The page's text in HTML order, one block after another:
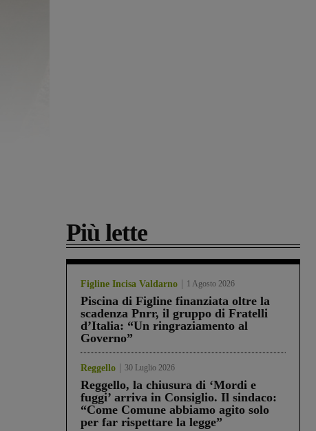
Più lette
Figline Incisa Valdarno 1 Agosto 2026
Piscina di Figline finanziata oltre la
scadenza Pnrr, il gruppo di Fratelli
d’Italia: “Un ringraziamento al
Governo”
Reggello 30 Luglio 2026
Reggello, la chiusura di ‘Mordi e
fuggi’ arriva in Consiglio. Il sindaco:
“Come Comune abbiamo agito solo
per far rispettare la legge”